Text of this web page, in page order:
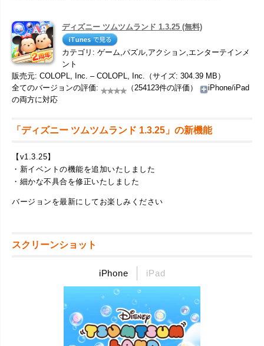
ディズニー ツムツムランド 1.3.25 (無料)
カテゴリ: ゲーム,パズル,アクション,エンターテインメ
ント
販売元: COLOPL, Inc. – COLOPL, Inc.（サイズ: 304.39 MB）
全てのバージョンの評価:
（254123件の評価）
iPhone/iPad
の両方に対応
「ディズニー ツムツムランド 1.3.25」の新機能
【v1.3.25】
・新イベントの機能を追加いたしました
・細かな不具合を修正いたしました
バージョンを最新にしてお楽しみください
スクリーンショット
iPhone iPad